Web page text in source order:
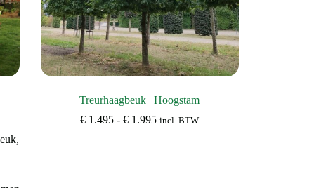
,
Treurhaagbeuk | Hoogstam
€ 1.495 - € 1.995Prijsklasse:
incl. BTW